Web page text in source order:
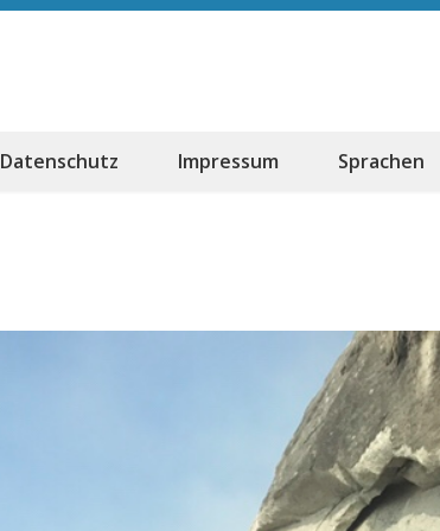
Datenschutz Impressum Sprachen